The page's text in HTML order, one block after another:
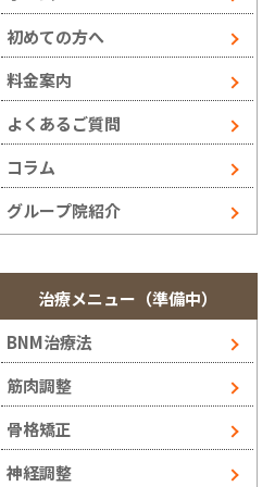
初めての方へ
料金案内
よくあるご質問
コラム
グループ院紹介
治療メニュー（準備中）
BNM治療法
筋肉調整
骨格矯正
神経調整